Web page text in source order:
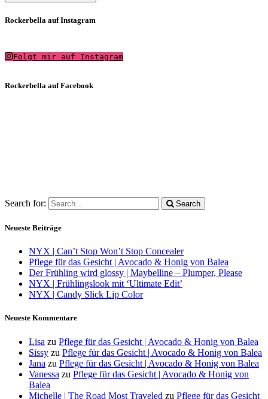
Rockerbella auf Instagram
Folgt mir auf Instagram
Rockerbella auf Facebook
Search for: Search
Neueste Beiträge
NYX | Can’t Stop Won’t Stop Concealer
Pflege für das Gesicht | Avocado & Honig von Balea
Der Frühling wird glossy | Maybelline – Plumper, Please
NYX | Frühlingslook mit ‘Ultimate Edit’
NYX | Candy Slick Lip Color
Neueste Kommentare
Lisa zu Pflege für das Gesicht | Avocado & Honig von Balea
Sissy zu Pflege für das Gesicht | Avocado & Honig von Balea
Jana zu Pflege für das Gesicht | Avocado & Honig von Balea
Vanessa zu Pflege für das Gesicht | Avocado & Honig von
Balea
Michelle | The Road Most Traveled zu Pflege für das Gesicht